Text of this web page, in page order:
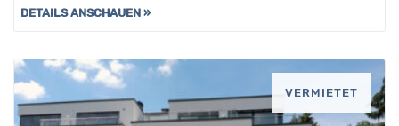
DETAILS ANSCHAUEN »
VERMIETET